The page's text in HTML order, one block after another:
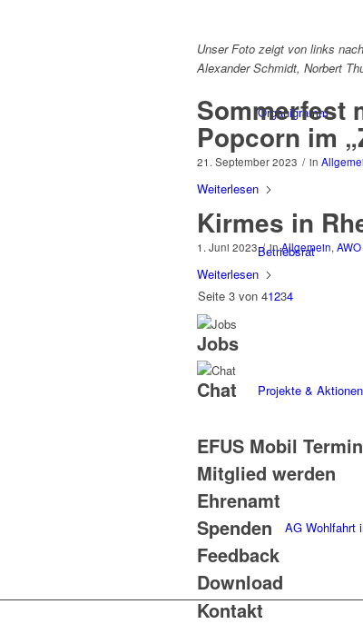
Organigramm
Betriebsrat
Projekte & Aktionen
AG Wohlfahrt
Unser Foto zeigt von links
Alexander Schmidt, Norbert
Sommerfest
Popcorn im
21. September 2023 / in
Weiterlesen
Kirmes in
1. Juni 2023 / inAllgemein,
Weiterlesen
Seite 3 von 41234
Jobs
Chat
EFUS Mobil
Mitglied werden
Ehrenamt
Spenden
Feedback
Download
Kontakt